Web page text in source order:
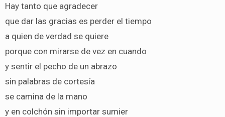
Hay tanto que agradecer
que dar las gracias es perder el tiempo
a quien de verdad se quiere
porque con mirarse de vez en cuando
y sentir el pecho de un abrazo
sin palabras de cortesía
se camina de la mano
y en colchón sin importar sumier